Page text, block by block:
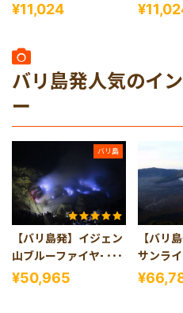
¥11,024
アー
バリ島発人気のイ
ー
バリ島
【バリ島発】イジェン
山ブルーファイヤー1
泊2日
¥50,965
【バリ
サンラ
グツアー